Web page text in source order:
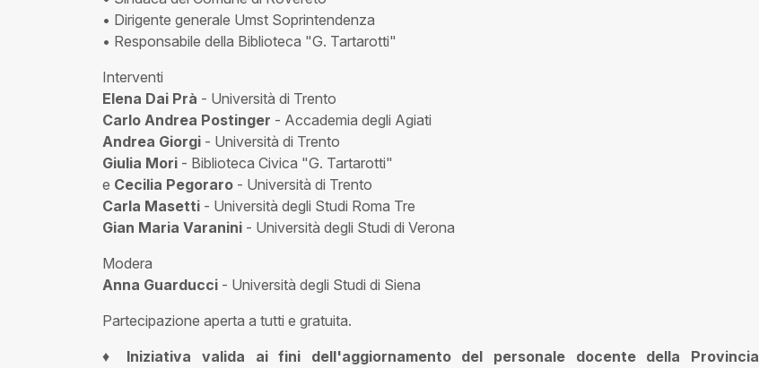
• Dirigente generale Umst Soprintendenza
• Responsabile della Biblioteca "G. Tartarotti"
Interventi
Elena Dai Prà - Università di Trento
Carlo Andrea Postinger - Accademia degli Agiati
Andrea Giorgi - Università di Trento
Giulia Mori - Biblioteca Civica "G. Tartarotti"
e Cecilia Pegoraro - Università di Trento
Carla Masetti - Università degli Studi Roma Tre
Gian Maria Varanini - Università degli Studi di Verona
Modera
Anna Guarducci - Università degli Studi di Siena
Partecipazione aperta a tutti e gratuita.
♦ Iniziativa valida ai fini dell'aggiornamento del personale docente della Provincia